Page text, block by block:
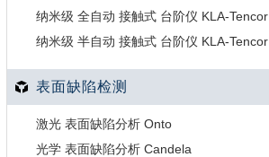
纳米级 全自动 接触式 台阶仪 KLA-Tencor
纳米级 半自动 接触式 台阶仪 KLA-Tencor
表面缺陷检测
激光 表面缺陷分析 Onto
光学 表面缺陷分析 Candela